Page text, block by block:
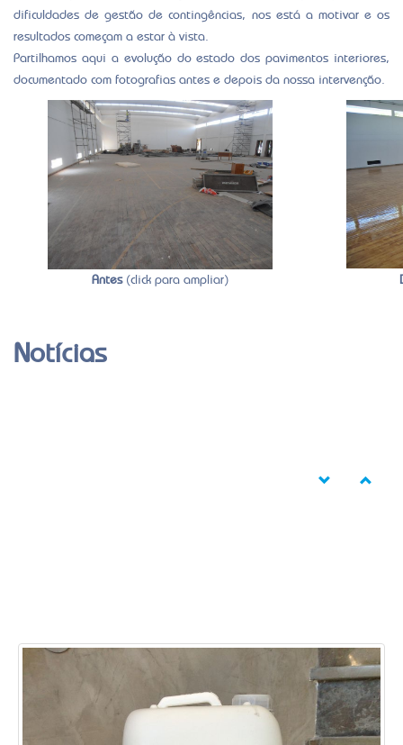
resultados começam a estar à vista.
Partilhamos aqui a evolução do estado dos pavimentos interiores,
documentado com fotografias antes e depois da nossa intervenção.
Antes(click para ampliar)